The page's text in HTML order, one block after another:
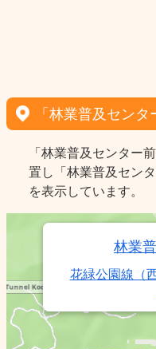
「林業普及セン
「林業普及センター
置し「林業普及セン
を表示しています。
林業
花緑公園線（